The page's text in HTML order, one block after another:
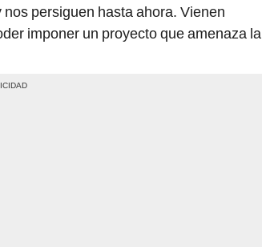
persiguen hasta ahora. Vienen
imponer un proyecto que amenaza la